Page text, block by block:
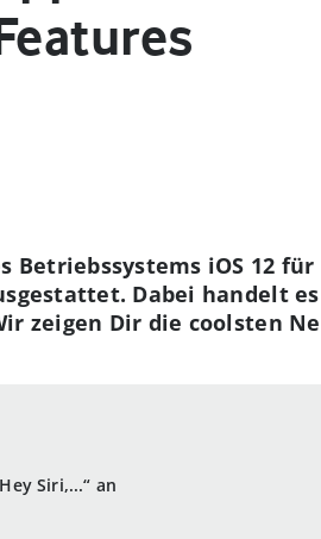
Siri,...“ an
Betriebssystems iOS 12
Dabei handelt
zeigen Dir die coolsten